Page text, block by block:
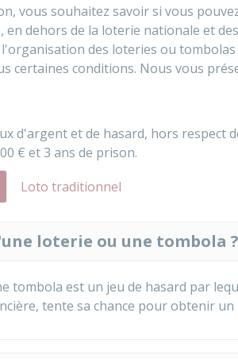
vous souhaitez savoir si vous
en dehors de la loterie nationale et
des loteries ou
certaines conditions. Nous vous
d'argent et de hasard, hors respect
€ et 3 ans de prison.
Loto traditionnel
loterie ou une tombola ?
tombola est un jeu de hasard par
tente sa chance pour obtenir un